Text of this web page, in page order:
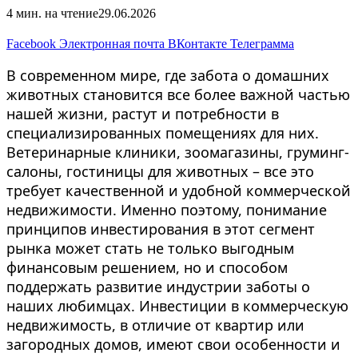
4 мин. на чтение29.06.2026
Facebook Электронная почта ВКонтакте Телеграмма
В современном мире, где забота о домашних
животных становится все более важной частью
нашей жизни, растут и потребности в
специализированных помещениях для них.
Ветеринарные клиники, зоомагазины, груминг-
салоны, гостиницы для животных – все это
требует качественной и удобной коммерческой
недвижимости. Именно поэтому, понимание
принципов инвестирования в этот сегмент
рынка может стать не только выгодным
финансовым решением, но и способом
поддержать развитие индустрии заботы о
наших любимцах. Инвестиции в коммерческую
недвижимость, в отличие от квартир или
загородных домов, имеют свои особенности и